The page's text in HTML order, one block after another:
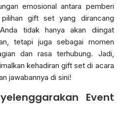
emosional antara pemberi
gift set yang dirancang
tidak hanya akan diingat
tetapi juga sebagai momen
dan rasa terhubung. Jadi,
kehadiran gift set di acara
jawabannya di sini!
Event